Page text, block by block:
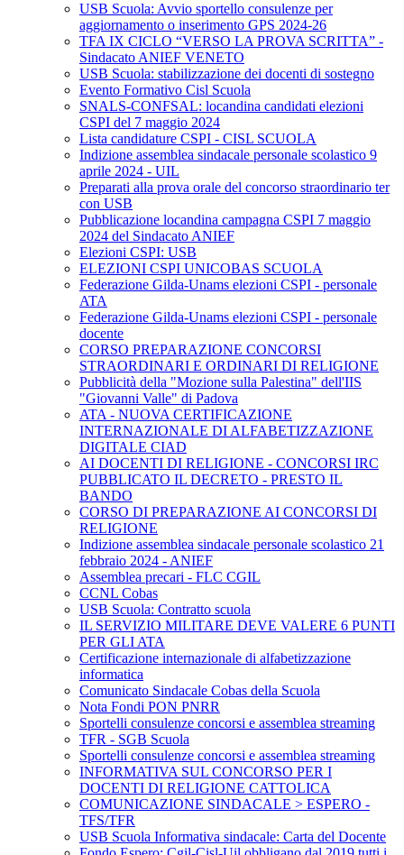
USB Scuola: Avvio sportello consulenze per
aggiornamento o inserimento GPS 2024-26
TFA IX CICLO “VERSO LA PROVA SCRITTA” -
Sindacato ANIEF VENETO
USB Scuola: stabilizzazione dei docenti di sostegno
Evento Formativo Cisl Scuola
SNALS-CONFSAL: locandina candidati elezioni
CSPI del 7 maggio 2024
Lista candidature CSPI - CISL SCUOLA
Indizione assemblea sindacale personale scolastico 9
aprile 2024 - UIL
Preparati alla prova orale del concorso straordinario ter
con USB
Pubblicazione locandina campagna CSPI 7 maggio
2024 del Sindacato ANIEF
Elezioni CSPI: USB
ELEZIONI CSPI UNICOBAS SCUOLA
Federazione Gilda-Unams elezioni CSPI - personale
ATA
Federazione Gilda-Unams elezioni CSPI - personale
docente
CORSO PREPARAZIONE CONCORSI
STRAORDINARI E ORDINARI DI RELIGIONE
Pubblicità della "Mozione sulla Palestina" dell'IIS
"Giovanni Valle" di Padova
ATA - NUOVA CERTIFICAZIONE
INTERNAZIONALE DI ALFABETIZZAZIONE
DIGITALE CIAD
AI DOCENTI DI RELIGIONE - CONCORSI IRC
PUBBLICATO IL DECRETO - PRESTO IL
BANDO
CORSO DI PREPARAZIONE AI CONCORSI DI
RELIGIONE
Indizione assemblea sindacale personale scolastico 21
febbraio 2024 - ANIEF
Assemblea precari - FLC CGIL
CCNL Cobas
USB Scuola: Contratto scuola
IL SERVIZIO MILITARE DEVE VALERE 6 PUNTI
PER GLI ATA
Certificazione internazionale di alfabetizzazione
informatica
Comunicato Sindacale Cobas della Scuola
Nota Fondi PON PNRR
Sportelli consulenze concorsi e assemblea streaming
TFR - SGB Scuola
Sportelli consulenze concorsi e assemblea streaming
INFORMATIVA SUL CONCORSO PER I
DOCENTI DI RELIGIONE CATTOLICA
COMUNICAZIONE SINDACALE > ESPERO -
TFS/TFR
USB Scuola Informativa sindacale: Carta del Docente